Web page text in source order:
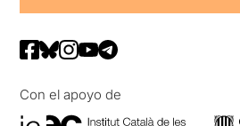
Con el apoyo de